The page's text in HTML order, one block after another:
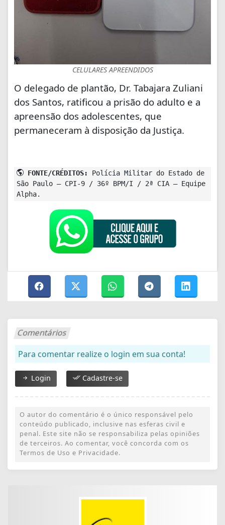
CELULARES APREENDIDOS
O delegado de plantão, Dr. Tabajara Zuliani
dos Santos, ratificou a prisão do adulto e a
apreensão dos adolescentes, que
permaneceram à disposição da Justiça.
FONTE/CRÉDITOS:
Polícia Militar do Estado de
São Paulo – CPI-9 / 36º BPM/I / 2ª CIA – Equipe
Alpha.
Comentários
Para comentar realize o login em sua conta!
Login Cadastre-se
O autor do comentário é o único responsável pelo
conteúdo publicado, inclusive nas esferas civil e
penal. Este site não se responsabiliza pelas opiniões
de terceiros. Ao comentar, você concorda com os
Termos de Uso e Privacidade.